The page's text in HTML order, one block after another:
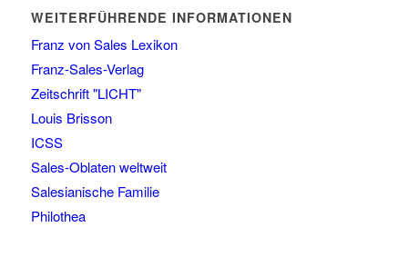
WEITERFÜHRENDE INFORMATIONEN
Franz von Sales Lexikon
Franz-Sales-Verlag
Zeitschrift "LICHT"
Louis Brisson
ICSS
Sales-Oblaten weltweit
Salesianische Familie
Philothea